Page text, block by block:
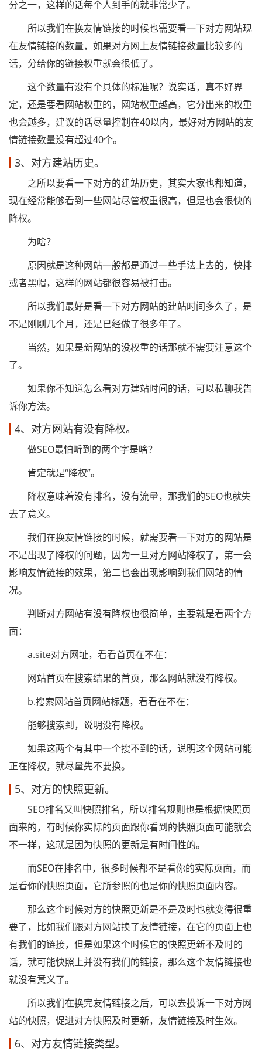
分之一，这样的话每个人到手的就非常少了。
所以我们在换友情链接的时候也需要看一下对方网站现
在友情链接的数量，如果对方网上友情链接数量比较多的
话，分给你的链接权重就会很低了。
这个数量有没有个具体的标准呢？说实话，真不好界
定，还是要看网站权重的，网站权重越高，它分出来的权重
也会越多，建议的话尽量控制在40以内，最好对方网站的友
情链接数量没有超过40个。
3、对方建站历史。
之所以要看一下对方的建站历史，其实大家也都知道，
现在经常能够看到一些网站尽管权重很高，但是也会很快的
降权。
为啥？
原因就是这种网站一般都是通过一些手法上去的，快排
或者黑帽，这样的网站都很容易被打击。
所以我们最好是看一下对方网站的建站时间多久了，是
不是刚刚几个月，还是已经做了很多年了。
当然，如果是新网站的没权重的话那就不需要注意这个
了。
如果你不知道怎么看对方建站时间的话，可以私聊我告
诉你方法。
4、对方网站有没有降权。
做SEO最怕听到的两个字是啥？
肯定就是“降权”。
降权意味着没有排名，没有流量，那我们的SEO也就失
去了意义。
我们在换友情链接的时候，就需要看一下对方的网站是
不是出现了降权的问题，因为一旦对方网站降权了，第一会
影响友情链接的效果，第二也会出现影响到我们网站的情
况。
判断对方网站有没有降权也很简单，主要就是看两个方
面：
a.site对方网址，看看首页在不在：
网站首页在搜索结果的首页，那么网站就没有降权。
b.搜索网站首页网站标题，看看在不在：
能够搜索到，说明没有降权。
如果这两个有其中一个搜不到的话，说明这个网站可能
正在降权，就尽量先不要换。
5、对方的快照更新。
SEO排名又叫快照排名，所以排名规则也是根据快照页
面来的，有时候你实际的页面跟你看到的快照页面可能就会
不一样，这就是因为快照的更新是有时间性的。
而SEO在排名中，很多时候都不是看你的实际页面，而
是看你的快照页面，它所参照的也是你的快照页面内容。
那么这个时候对方的快照更新是不是及时也就变得很重
要了，比如我们跟对方网站换了友情链接，在它的页面上也
有我们的链接，但是如果这个时候它的快照更新不及时的
话，就可能快照上并没有我们的链接，那么这个友情链接也
就没有意义了。
所以我们在换完友情链接之后，可以去投诉一下对方网
站的快照，促进对方快照及时更新，友情链接及时生效。
6、对方友情链接类型。